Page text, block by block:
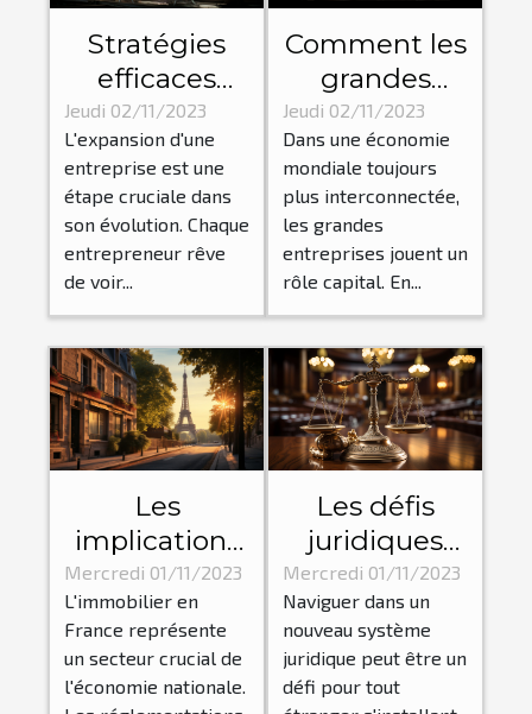
Stratégies
efficaces
pour une
expansion
d'entreprise
réussie
Jeudi 02/11/2023
L'expansion d'une
entreprise est une
étape cruciale dans
son évolution. Chaque
entrepreneur rêve
de voir...
Comment les
grandes
entreprises
influencent-
elles
l'économie
mondiale ?
Jeudi 02/11/2023
Dans une économie
mondiale toujours
plus interconnectée,
les grandes
entreprises jouent un
rôle capital. En...
Les
implications
économiques
des lois
immobilières
en France
Mercredi 01/11/2023
L'immobilier en
France représente
un secteur crucial de
l'économie nationale.
Les défis
juridiques
pour les
étrangers en
France
Mercredi 01/11/2023
Naviguer dans un
nouveau système
juridique peut être un
défi pour tout